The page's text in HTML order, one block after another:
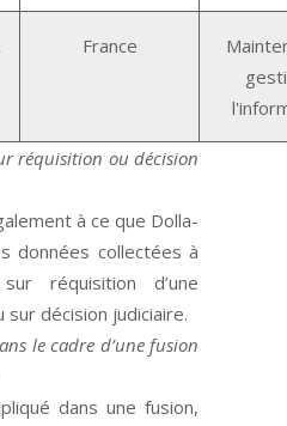
France
réquisition ou décision
à ce que Dolla-
données collectées à
réquisition d’une
décision judiciaire.
le cadre d’une fusion
dans une fusion,